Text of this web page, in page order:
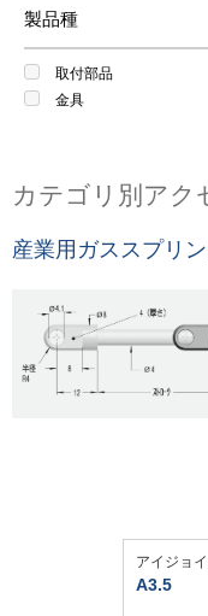
製品種
取付部品
金具
カテゴリ別アク
産業用ガススプリ
アイジョ
A3.5